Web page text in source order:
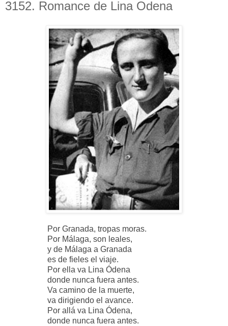
3152. Romance de Lina Odena
Por Granada, tropas moras.
Por Málaga, son leales,
y de Málaga a Granada
es de fieles el viaje.
Por ella va Lina Ódena
donde nunca fuera antes.
Va camino de la muerte,
va dirigiendo el avance.
Por allá va Lina Ódena,
donde nunca fuera antes.